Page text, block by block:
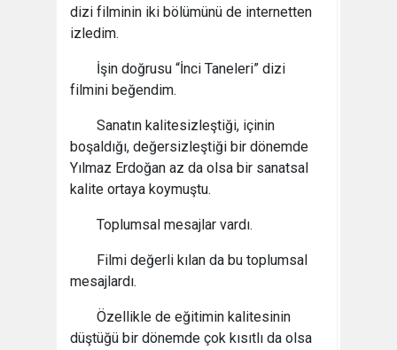
dizi filminin iki bölümünü de internetten
izledim.
İşin doğrusu “İnci Taneleri” dizi
filmini beğendim.
Sanatın kalitesizleştiği, içinin
boşaldığı, değersizleştiği bir dönemde
Yılmaz Erdoğan az da olsa bir sanatsal
kalite ortaya koymuştu.
Toplumsal mesajlar vardı.
Filmi değerli kılan da bu toplumsal
mesajlardı.
Özellikle de eğitimin kalitesinin
düştüğü bir dönemde çok kısıtlı da olsa